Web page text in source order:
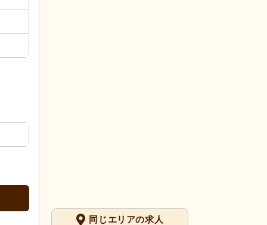
同じエリアの求人